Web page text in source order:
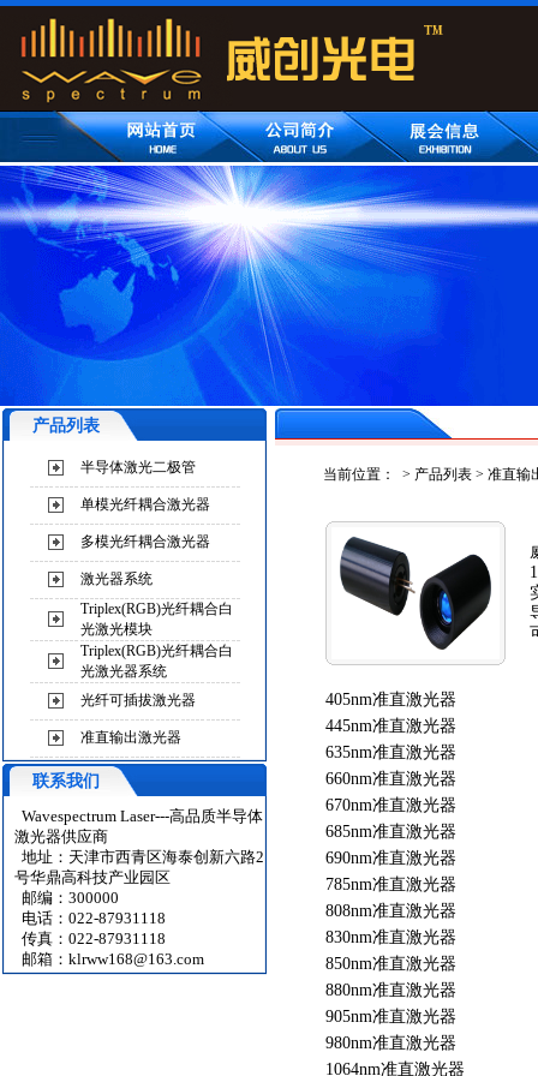
产品列表
半导体激光二极管
单模光纤耦合激光器
多模光纤耦合激光器
激光器系统
Triplex(RGB)光纤耦合白
光激光模块
Triplex(RGB)光纤耦合白
光激光器系统
光纤可插拔激光器
准直输出激光器
联系我们
Wavespectrum Laser---高品质半导体
激光器供应商
地址：天津市西青区海泰创新六路2
号华鼎高科技产业园区
邮编：300000
电话：022-87931118
传真：022-87931118
邮箱： klrww168@163.com
当前位置： > 产品列表> 准直输
405nm准直激光器
445nm准直激光器
635nm准直激光器
660nm准直激光器
670nm准直激光器
685nm准直激光器
690nm准直激光器
785nm准直激光器
808nm准直激光器
830nm准直激光器
850nm准直激光器
880nm准直激光器
905nm准直激光器
980nm准直激光器
1064nm准直激光器